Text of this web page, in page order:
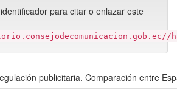
para citar o enlazar este
publicitaria. Comparación entre